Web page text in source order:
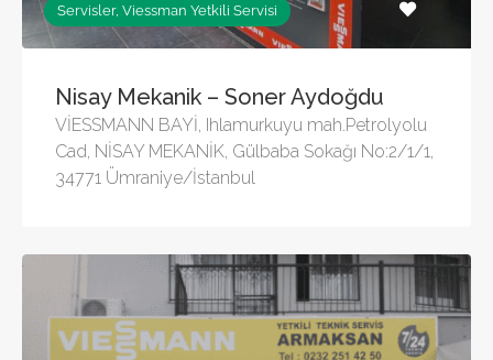
Servisler, Viessman Yetkili Servisi
Nisay Mekanik – Soner Aydoğdu
VİESSMANN BAYİ, Ihlamurkuyu mah.Petrolyolu
Cad, NİSAY MEKANİK, Gülbaba Sokağı No:2/1/1,
34771 Ümraniye/İstanbul